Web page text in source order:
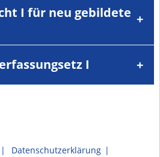
I für neu gebildete
I
Datenschutzerklärung